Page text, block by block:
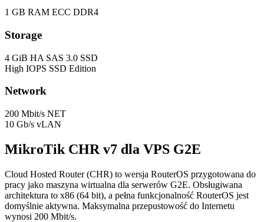
1 GB RAM ECC DDR4
Storage
4 GiB HA SAS 3.0 SSD
High IOPS SSD Edition
Network
200 Mbit/s NET
10 Gb/s vLAN
MikroTik CHR v7 dla VPS G2E
Cloud Hosted Router (CHR) to wersja RouterOS przygotowana do
pracy jako maszyna wirtualna dla serwerów G2E. Obsługiwana
architektura to x86 (64 bit), a pełna funkcjonalność RouterOS jest
domyślnie aktywna. Maksymalna przepustowość do Internetu
wynosi 200 Mbit/s.